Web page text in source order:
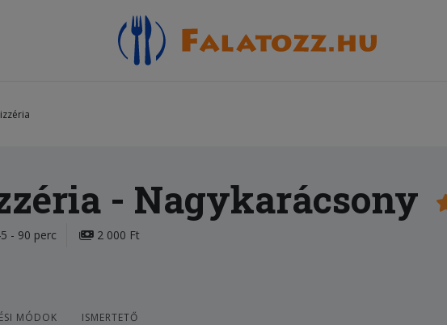
- Nagykarácsony
- 90 perc 2 000 Ft
MÓDOK ISMERTETŐ